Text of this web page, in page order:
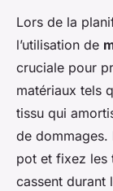
Lors de la
l’utilisation de
cruciale pour
matériaux tels
tissu qui
de dommages.
pot et fixez les
cassent durant